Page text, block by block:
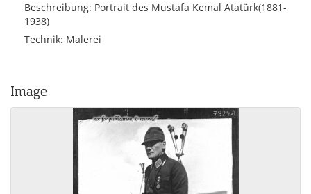
Beschreibung: Portrait des Mustafa Kemal Atatürk(1881-
1938)
Technik: Malerei
Image